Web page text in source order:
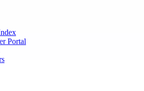
Portal